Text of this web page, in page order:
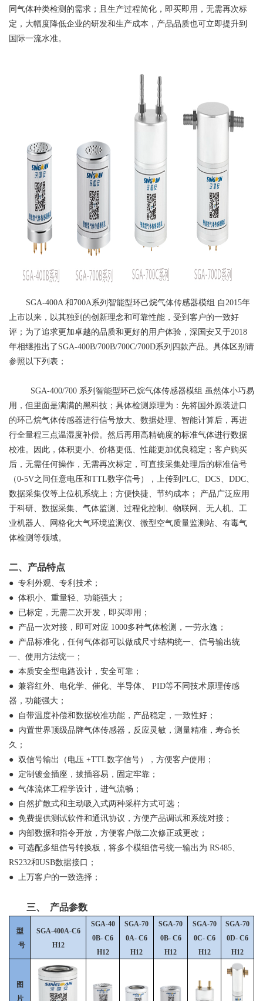
同气体种类检测的需求；且生产过程简化，即买即用，无需再次标
定，大幅度降低企业的研发和生产成本，产品品质也可立即提升到
国际一流水准。
SGA-400A 和700A系列智能型环己烷气体传感器模组 自2015年
上市以来，以其独到的创新理念和可靠性能，受到客户的一致好
评；为了追求更加卓越的品质和更好的用户体验，深国安又于2018
年相继推出了SGA-400B/700B/700C/700D系列四款产品。具体区别请
参照以下列表；
SGA-400/700 系列智能型环己烷气体传感器模组 虽然体小巧易
用，但里面是满满的黑科技；具体检测原理为：先将国外原装进口
的环己烷气体传感器进行信号放大、数据处理、智能计算后，再进
行全量程三点温湿度补偿。然后再用高精确度的标准气体进行数据
校准。因此，体积更小、价格更低、性能更加优良稳定；客户购买
后，无需任何操作，无需再次标定，可直接采集处理后的标准信号
（0-5V之间任意电压和TTL数字信号），上传到PLC、DCS、DDC、
数据采集仪等上位机系统上；方便快捷、节约成本；
产品广泛应用
于科研、数据采集、气体监测、过程化控制、物联网、无人机、工
业机器人、网格化大气环境监测仪、微型空气质量监测站、有毒气
体检测等领域。
二、产品特点
● 专利外观、专利技术；
● 体积小、重量轻、功能强大；
● 已标定，无需二次开发，即买即用；
● 产品一次对接，即可对应 1000多种气体检测，一劳永逸；
● 产品标准化，任何气体都可以做成尺寸结构统一、信号输出统
一、使用方法统一；
● 本质安全型电路设计，安全可靠；
● 兼容红外、电化学、催化、半导体、
PID等不同技术原理传感
器，功能强大；
●
自带温度补偿和数据校准功能，产品稳定，一致性好；
● 内置世界顶级品牌气体传感器，反应灵敏，测量精准，寿命长
久；
● 双信号输出（电压 +TTL数字信号），方便客户使用；
● 定制镀金插座，拔插容易，固定牢靠；
● 气体流体工程学设计，进气流畅；
●
自然扩散式和主动吸入式两种采样方式可选；
● 免费提供测试软件和通讯协议，方便产品调试和系统对接；
● 内部数据和指令开放，方便客户做二次修正或更改；
● 可选配多组信号转换板，将多个模组信号统一输出为 RS485、
RS232和USB数据接口；
● 上万客户的一致选择；
三、 产品参数
型
号
SGA-400A-C6
H12
SGA-40
0B- C6
H12
SGA-70
0A- C6
H12
SGA-70
0B- C6
H12
SGA-70
0C- C6
H12
SGA-70
0D- C6
H12
图
片